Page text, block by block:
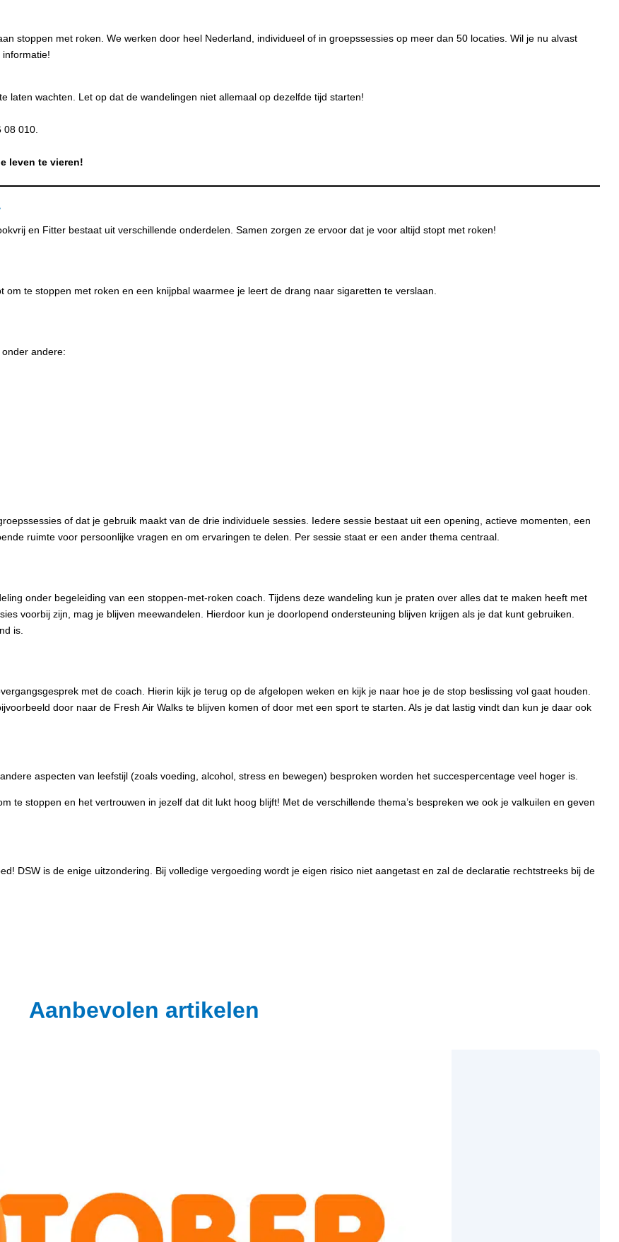
stoppen met roken. We werken door heel Nederland, individueel of in groepssessies op meer dan 50 locaties. Wil je nu alvast
laten wachten. Let op dat de wandelingen niet allemaal op dezelfde tijd starten!
010.
leven te vieren!
en Fitter bestaat uit verschillende onderdelen. Samen zorgen ze ervoor dat je voor altijd stopt met roken!
te stoppen met roken en een knijpbal waarmee je leert de drang naar sigaretten te verslaan.
andere:
of dat je gebruik maakt van de drie individuele sessies. Iedere sessie bestaat uit een opening, actieve momenten, een
ruimte voor persoonlijke vragen en om ervaringen te delen. Per sessie staat er een ander thema centraal.
onder begeleiding van een stoppen-met-roken coach. Tijdens deze wandeling kun je praten over alles dat te maken heeft met
voorbij zijn, mag je blijven meewandelen. Hierdoor kun je doorlopend ondersteuning blijven krijgen als je dat kunt gebruiken.
is.
met de coach. Hierin kijk je terug op de afgelopen weken en kijk je naar hoe je de stop beslissing vol gaat houden.
door naar de Fresh Air Walks te blijven komen of door met een sport te starten. Als je dat lastig vindt dan kun je daar ook
aspecten van leefstijl (zoals voeding, alcohol, stress en bewegen) besproken worden het succespercentage veel hoger is.
te stoppen en het vertrouwen in jezelf dat dit lukt hoog blijft! Met de verschillende thema’s bespreken we ook je valkuilen en geven
DSW is de enige uitzondering. Bij volledige vergoeding wordt je eigen risico niet aangetast en zal de declaratie rechtstreeks bij de
Aanbevolen artikelen